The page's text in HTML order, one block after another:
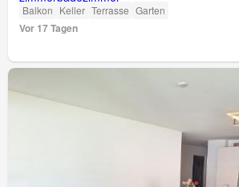
Balkon Keller Terrasse Garten
Vor 17 Tagen